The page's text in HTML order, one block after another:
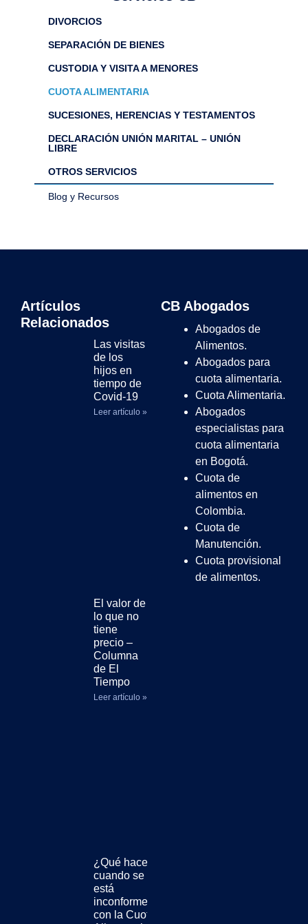
DIVORCIOS
SEPARACIÓN DE BIENES
CUSTODIA Y VISITA A MENORES
CUOTA ALIMENTARIA
SUCESIONES, HERENCIAS Y TESTAMENTOS
DECLARACIÓN UNIÓN MARITAL – UNIÓN
LIBRE
OTROS SERVICIOS
Blog y Recursos
Artículos
Relacionados
Las visitas
de los
hijos en
tiempo de
Covid-19
Leer artículo »
El valor de
lo que no
tiene
precio –
Columna
de El
Tiempo
Leer artículo »
¿Qué hacer
cuando se
está
inconforme
con la Cuota
CB Abogados
Abogados de
Alimentos.
Abogados para
cuota alimentaria.
Cuota Alimentaria.
Abogados
especialistas para
cuota alimentaria
en Bogotá.
Cuota de
alimentos en
Colombia.
Cuota de
Manutención.
Cuota provisional
de alimentos.